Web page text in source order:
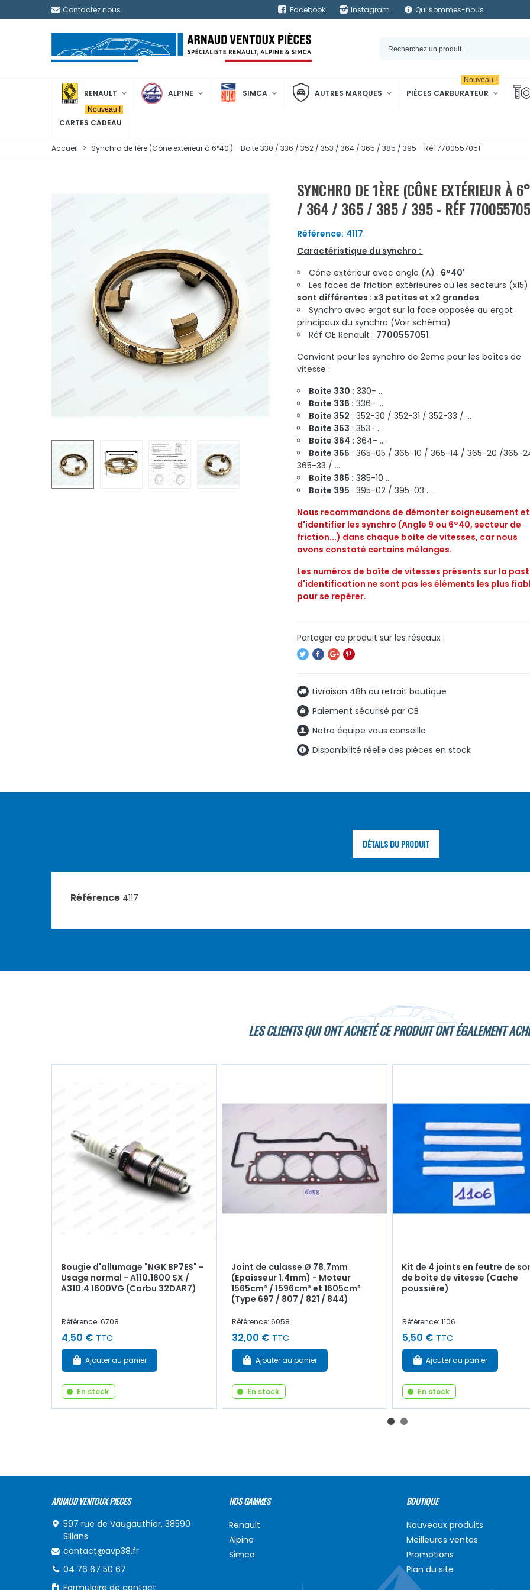
Contactez nous Facebook Instagram Qui sommes-nous
RENAULT ALPINE SIMCA AUTRES MARQUES PIÈCES CARBURATEUR
Nouveau !
CARTES CADEAU
Nouveau !
Accueil > Synchro de 1ère (Cône extérieur à 6°40') - Boite 330 / 336 / 352 / 353 / 364 / 365 / 385 / 395 - Réf 7700557051
SYNCHRO DE 1ÈRE (CÔNE
/ 364 / 365 / 385 / 395 - RÉF
Référence: 4117
Caractéristique du synchro :
Cône extérieur avec angle (A) : 6°40'
Les faces de friction extérieures ou les secteurs (x15)
sont différentes : x3 petites et x2 grandes
Synchro avec ergot sur la face opposée au ergot
principaux du synchro (Voir schéma)
Réf OE Renault : 7700557051
Convient pour les synchro de 2eme pour les boîtes de
vitesse :
Boite 330 : 330- ...
Boite 336 : 336- ...
Boite 352 : 352-30 / 352-31 / 352-33 / ...
Boite 353 : 353- ...
Boite 364 : 364- ...
Boite 365 : 365-05 / 365-10 / 365-14 / 365-20 /365-
365-33 / ...
Boite 385 : 385-10 ...
Boite 395 : 395-02 / 395-03 ...
Nous recommandons de démonter soigneusement et
d'identifier les synchro (Angle 9 ou 6°40, secteur de
friction...) dans chaque boîte de vitesses, car nous
avons constaté certains mélanges.
Les numéros de boîte de vitesses présents sur la
d'identification ne sont pas les éléments les plus
pour se repérer.
Livraison 48h ou retrait boutique
Paiement sécurisé par CB
Notre équipe vous conseille
Disponibilité réelle des pièces en stock
DÉTAILS DU PRODUIT
Référence 4117
LES CLIENTS QUI ONT ACHETÉ CE PRODUIT ONT ÉGALEMENT
Bougie d'allumage "NGK BP7ES" -
Usage normal - A110.1600 SX /
A310.4 1600VG (Carbu 32DAR7)
Référence: 6708
4,50 € TTC
Ajouter au panier
En stock
Joint de culasse Ø 78.7mm
(Epaisseur 1.4mm) - Moteur
1565cm³ / 1596cm³ et 1605cm³
(Type 697 / 807 / 821 / 844)
Référence: 6058
32,00 € TTC
Ajouter au panier
En stock
Kit de 4 joints en feutre de
de boite de vitesse (Cache
poussière)
Référence: 1106
5,50 € TTC
Ajouter au panier
En stock
ARNAUD VENTOUX PIECES
597 rue de Vaugauthier, 38590
Sillans
contact@avp38.fr
04 76 67 50 67
Formulaire de contact
NOS GAMMES
Renault
Alpine
Simca
BOUTIQUE
Nouveaux produits
Meilleures ventes
Promotions
Plan du site